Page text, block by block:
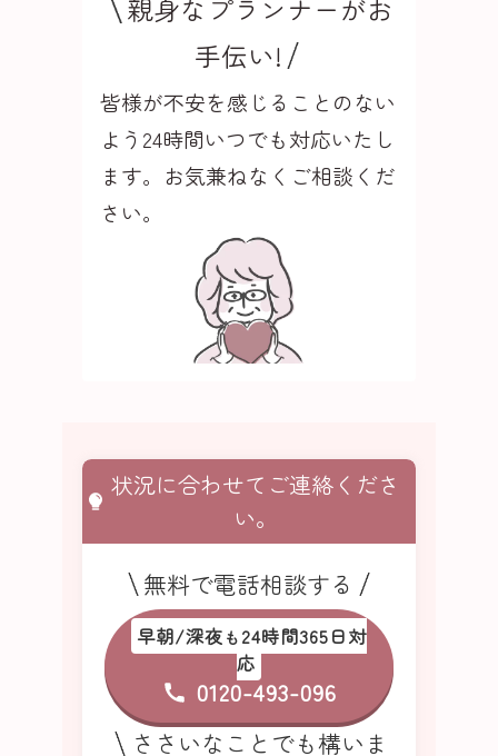
親身なプランナーがお
手伝い!
皆様が不安を感じることのない
よう24時間いつでも対応いたし
ます。お気兼ねなくご相談くだ
さい。
状況に合わせてご連絡くださ
い。
無料で電話相談する
早朝/深夜も24時間365日対
応
0120-493-096
ささいなことでも構いま